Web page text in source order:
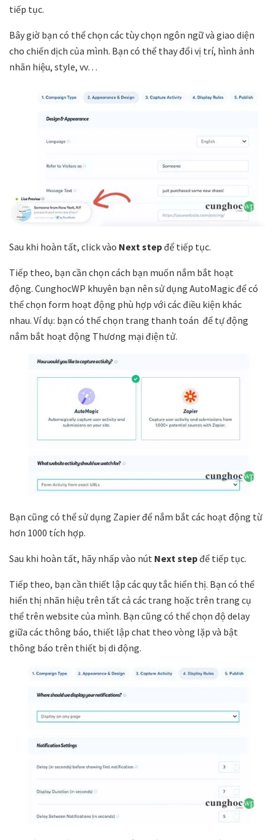
tiếp tục.
Bây giờ bạn có thể chọn các tùy chọn ngôn ngữ và giao diện
cho chiến dịch của mình. Bạn có thể thay đổi vị trí, hình ảnh
nhãn hiệu, style, vv…
Sau khi hoàn tất, click vào Next stepđể tiếp tục.
Tiếp theo, bạn cần chọn cách bạn muốn nắm bắt hoạt
động. CunghocWP khuyên bạn nên sử dụng AutoMagic để có
thể chọn form hoạt động phù hợp với các điều kiện khác
nhau. Ví dụ: bạn có thể chọn trang thanh toán để tự động
nắm bắt hoạt động Thương mại điện tử.
Bạn cũng có thể sử dụng Zapier để nắm bắt các hoạt động từ
hơn 1000 tích hợp.
Sau khi hoàn tất, hãy nhấp vào nút Next stepđể tiếp tục.
Tiếp theo, bạn cần thiết lập các quy tắc hiển thị. Bạn có thể
hiển thị nhãn hiệu trên tất cả các trang hoặc trên trang cụ
thể trên website của mình. Bạn cũng có thể chọn độ delay
giữa các thông báo, thiết lập chat theo vòng lặp và bật
thông báo trên thiết bị di động.